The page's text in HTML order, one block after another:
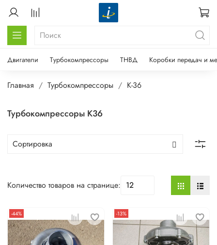
Двигатели Турбокомпрессоры ТНВД Коробки передач и
Главная Турбокомпрессоры K-36
Турбокомпрессоры К36
Количество товаров на странице:
-44% -13%